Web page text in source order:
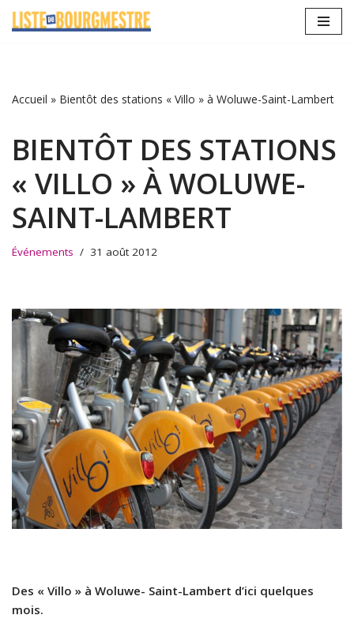
Accueil » Bientôt des stations « Villo » à Woluwe-Saint-Lambert
BIENTÔT DES STATIONS
« VILLO » À WOLUWE-
SAINT-LAMBERT
Événements 31 août 2012
Des « Villo » à Woluwe- Saint-Lambert d’ici quelques
mois.